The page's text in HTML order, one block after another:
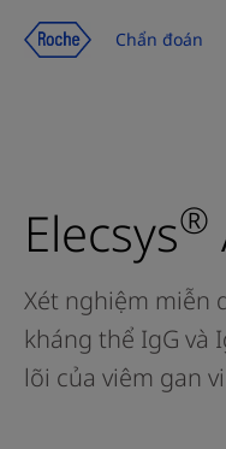
Chẩn đoán
Elecsys®
Xét nghiệm miễn
kháng thể IgG và
lõi của viêm gan